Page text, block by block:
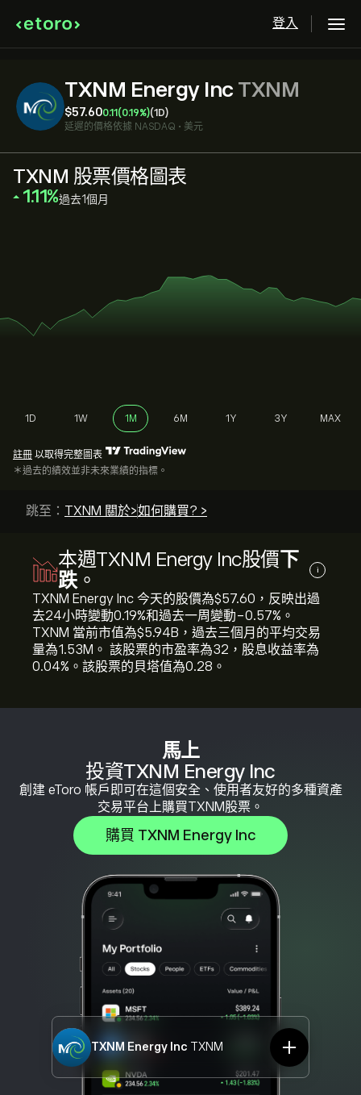
登入
TXNM Energy Inc TXNM
‎$‎57.600.11 (0.19%)(1D)
延遲的價格依據 NASDAQ • 美元
馬上
投資TXNM Energy Inc
創建 eToro 帳戶即可在這個安全、使用者友好的多種資產
交易平台上購買TXNM股票。
購買 TXNM Energy Inc
TXNM Energy Inc TXNM
TXNM 股票價格圖表
‎1.11‎ 過去1個月
1D 1W 1M 6M 1Y 3Y MAX
註冊 以取得完整圖表
＊過去的績效並非未來業績的指標。
跳至： TXNM 關於>如何購買? >
本週TXNM Energy Inc股價下
跌。 i
TXNM Energy Inc 今天的股價為‎$‎57.60，反映出過
去24小時變動‎0.19‎%和過去一周變動‎-0.57‎%。
TXNM 當前市值為‎$‎5.94B，過去三個月的平均交易
量為1.53M。 該股票的市盈率為32，股息收益率為
0.04%。該股票的貝塔值為0.28。